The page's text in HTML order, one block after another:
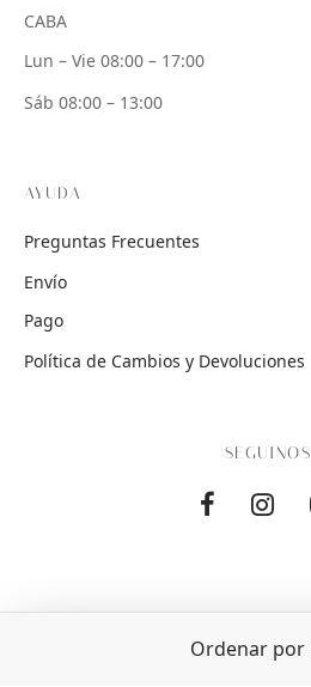
CABA
Lun – Vie 08:00 – 17:00
Sáb 08:00 – 13:00
AYUDA
Preguntas Frecuentes
Envío
Pago
Política de Cambios y Devoluciones
SEGUINOS